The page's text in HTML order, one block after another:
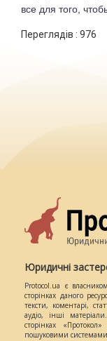
все для того,
Переглядів : 976
Юридичні
Protocol.ua є
сторінках даного
тексти, коментарі,
аудіо, інші
сторінках
пошуковими системами